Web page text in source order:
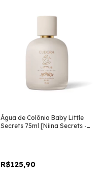
Água de Colônia Baby Little
Secrets 75ml [Niina Secrets -
R$125,90